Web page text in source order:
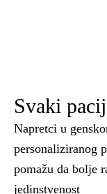
Svaki
Napretci u
personaliziranog
pomažu da bolje
jedinstvenost